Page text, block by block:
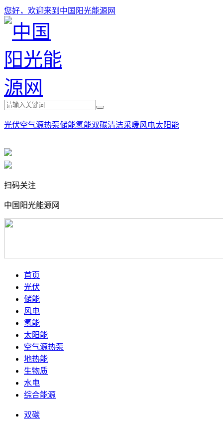
您好，欢迎来到中国阳光能源网
光伏空气源热泵储能氢能双碳清洁采暖风电太阳能
扫码关注
中国阳光能源网
首页
光伏
储能
风电
氢能
太阳能
空气源热泵
地热能
生物质
水电
综合能源
双碳